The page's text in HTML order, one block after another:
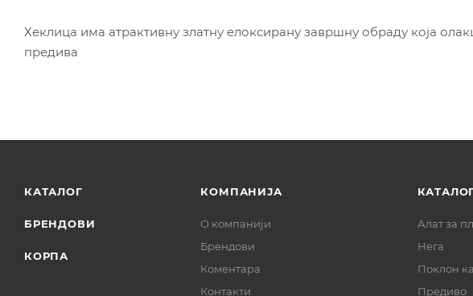
Хеклица има атрактивну златну елоксирану завршну обраду која
предива
КАТАЛОГ
БРЕНДОВИ
КОРПА
КОМПАНИЈА
О компанији
Брендови
Коментара
Контакти
Алат за
Нега
Поклон
Предиво